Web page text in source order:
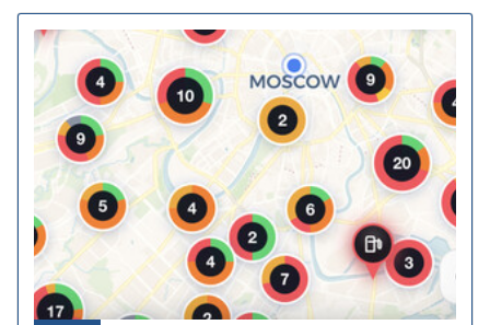
18 августа 16:36
Штрафы до 3400 грн: Кабмин предлагает
ужесточить наказание за нарушение комендантского
часа
10 июля 16:23 За животных в авто будут штрафовать и
лишать свободы: в КГГА напомнили о наказаниях для
водителей
02 июня 13:40 В Украину идет 38-градусная жара: где и
когда ожидается пик температуры
02 июня 12:46
Контрактовую площадь отдали на 2 года
датской фармкомпании для проекта борьбы с
диабетом